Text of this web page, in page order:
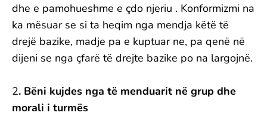
dhe e pamohueshme e çdo njeriu . Konformizmi na
ka mësuar se si ta heqim nga mendja këtë të
drejë bazike, madje pa e kuptuar ne, pa qenë në
dijeni se nga çfarë të drejte bazike po na largojnë.
2. Bëni kujdes nga të menduarit në grup dhe
morali i turmës